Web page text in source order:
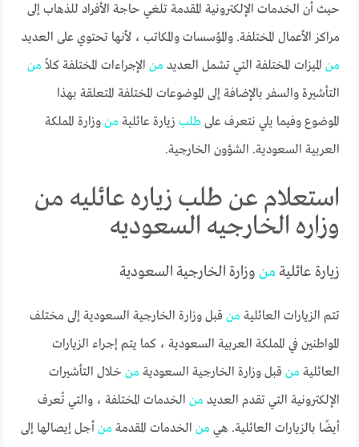
حيث أن الخدمات الإلكترونية المقدمة تلغي حاجة الأفراد للذهاب إلى
مراكز الأعمال المختلفة. والمؤسسات والمكاتب ، لأنها تحتوي على العديد
من الميزات المختلفة التي تشمل العديد من الإجراءات المختلفة كلاً من
التأشيرة والسفر بالإضافة إلى الموضوعات المختلفة المتعلقة بهذا
الموضوع وفيما يلي نتعرف علىطلب زيارة عائلية من وزارة المملكة
العربية السعودية. الشؤون الخارجية.
استعلام عن طلب زياره عائليه من
وزاره الخارجيه السعوديه
زيارة عائليةمن وزارة الخارجية السعودية
تتم الزيارات العائلية من قبل وزارة الخارجية السعودية إلى مختلف
المواطنين في المملكة العربية السعودية ، كما يتم إجراء الزيارات
العائلية من قبل وزارة الخارجية السعودية من خلال التأشيرات
الإلكترونية التي تقدم العديد من الخدمات المختلفة ، والتي تُعرف
أيضًا بالزيارات العائلية. هي من الخدمات المقدمة من أجل إيصالها إلى